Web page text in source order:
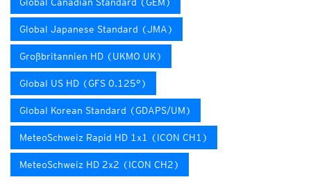
Global Japanese Standard (JMA)
Großbritannien HD (UKMO UK)
Global US HD (GFS 0.125°)
Global Korean Standard (GDAPS/UM)
MeteoSchweiz Rapid HD 1x1 (ICON CH1)
MeteoSchweiz HD 2x2 (ICON CH2)